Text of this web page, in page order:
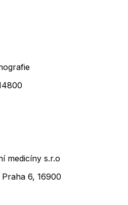
medicíny s.r.o
6, 16900